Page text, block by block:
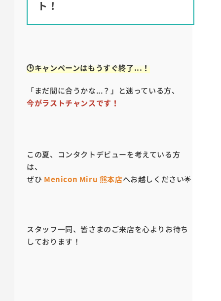
ト！
🕒キャンペーンはもうすぐ終了...！
「まだ間に合うかな...？」と迷っている方、
今がラストチャンスです！
この夏、コンタクトデビューを考えている方
は、
ぜひ Menicon Miru 熊本店へお越しください🌟
スタッフ一同、皆さまのご来店を心よりお待ち
しております！